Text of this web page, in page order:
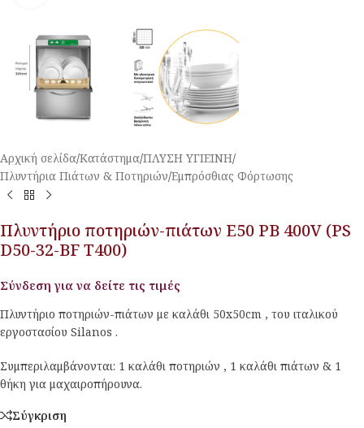
Αρχική σελίδα/Κατάστημα/ΠΛΥΣΗ ΥΓΙΕΙΝΗ/
Πλυντήρια Πιάτων & Ποτηριών/Εμπρόσθιας Φόρτωσης
Πλυντήριο ποτηριών-πιάτων E50 PB 400V (PS
D50-32-BF T400)
Σύνδεση για να δείτε τις τιμές
Πλυντήριο ποτηριών-πιάτων με καλάθι 50x50cm , του ιταλικού
εργοστασίου Silanos .
Συμπεριλαμβάνονται: 1 καλάθι ποτηριών , 1 καλάθι πιάτων & 1
θήκη για μαχαιροπήρουνα.
Σύγκριση